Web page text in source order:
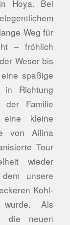
Hoya. Bei
Weg für
– fröhlich
Weser bis
spaßige
in Richtung
Familie
kleine
von Ailina
Tour
wieder
unsere
Kohl-
wurde. Als
die neuen